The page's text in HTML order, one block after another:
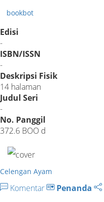
bookbot
Edisi
-
ISBN/ISSN
-
Deskripsi Fisik
14 halaman
Judul Seri
-
No. Panggil
372.6 BOO d
Celengan Ayam
Komentar Penanda